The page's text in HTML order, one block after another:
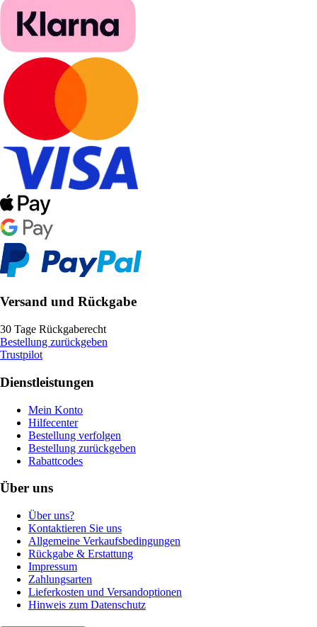
Versand und Rückgabe
30 Tage Rückgaberecht
Bestellung zurückgeben
Trustpilot
Dienstleistungen
Mein Konto
Hilfecenter
Bestellung verfolgen
Bestellung zurückgeben
Rabattcodes
Über uns
Über uns?
Kontaktieren Sie uns
Allgemeine Verkaufsbedingungen
Rückgabe & Erstattung
Impressum
Zahlungsarten
Lieferkosten und Versandoptionen
Hinweis zum Datenschutz